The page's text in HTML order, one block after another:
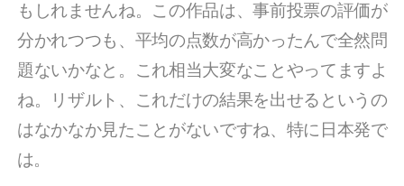
もしれませんね。この作品は、事前投票の評価が
分かれつつも、平均の点数が高かったんで全然問
題ないかなと。これ相当大変なことやってますよ
ね。リザルト、これだけの結果を出せるというの
はなかなか見たことがないですね、特に日本発で
は。